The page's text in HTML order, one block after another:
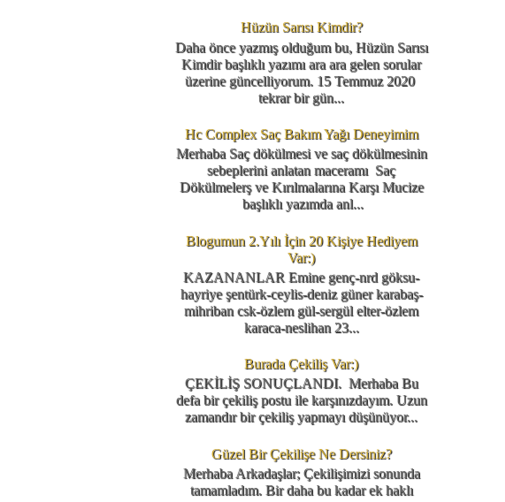
Hüzün Sarısı Kimdir?
Daha önce yazmış olduğum bu, Hüzün Sarısı
Kimdir başlıklı yazımı ara ara gelen sorular
üzerine güncelliyorum. 15 Temmuz 2020
tekrar bir gün...
Hc Complex Saç Bakım Yağı Deneyimim
Merhaba Saç dökülmesi ve saç dökülmesinin
sebeplerini anlatan maceramı Saç
Dökülmelerş ve Kırılmalarına Karşı Mucize
başlıklı yazımda anl...
Blogumun 2.Yılı İçin 20 Kişiye Hediyem
Var:)
KAZANANLAR Emine genç-nrd göksu-
hayriye şentürk-ceylis-deniz güner karabaş-
mihriban csk-özlem gül-sergül elter-özlem
karaca-neslihan 23...
Burada Çekiliş Var:)
ÇEKİLİŞ SONUÇLANDI. Merhaba Bu
defa bir çekiliş postu ile karşınızdayım. Uzun
zamandır bir çekiliş yapmayı düşünüyor...
Güzel Bir Çekilişe Ne Dersiniz?
Merhaba Arkadaşlar; Çekilişimizi sonunda
tamamladım. Bir daha bu kadar ek haklı